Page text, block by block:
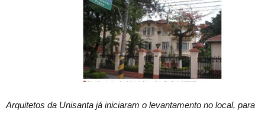
Arquitetos da Unisanta já iniciaram o levantamento no local, para